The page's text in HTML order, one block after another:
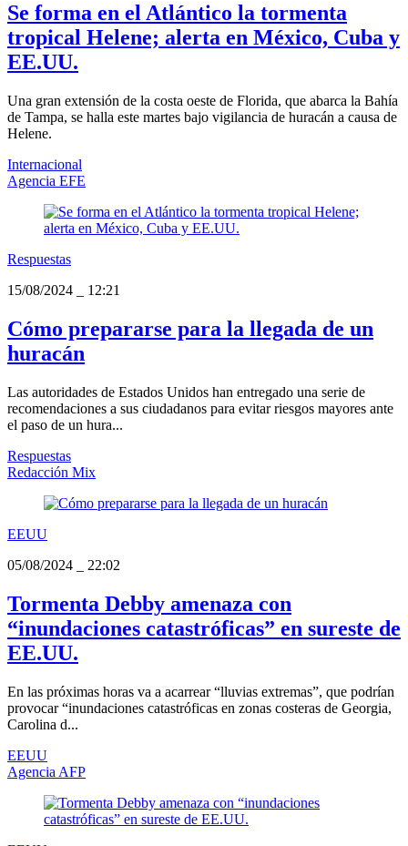
Se forma en el Atlántico la tormenta
tropical Helene; alerta en México, Cuba y
EE.UU.
Una gran extensión de la costa oeste de Florida, que abarca la Bahía
de Tampa, se halla este martes bajo vigilancia de huracán a causa de
Helene.
Internacional
Agencia EFE
Respuestas
15/08/2024
12:21
Cómo prepararse para la llegada de un
huracán
Las autoridades de Estados Unidos han entregado una serie de
recomendaciones a sus ciudadanos para evitar riesgos mayores ante
el paso de un hura...
Respuestas
Redacción Mix
EEUU
05/08/2024
22:02
Tormenta Debby amenaza con
“inundaciones catastróficas” en sureste de
EE.UU.
En las próximas horas va a acarrear “lluvias extremas”, que podrían
provocar “inundaciones catastróficas en zonas costeras de Georgia,
Carolina d...
EEUU
Agencia AFP